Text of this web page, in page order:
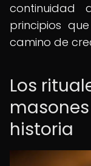
continuidad
principios
camino de
Los
historia